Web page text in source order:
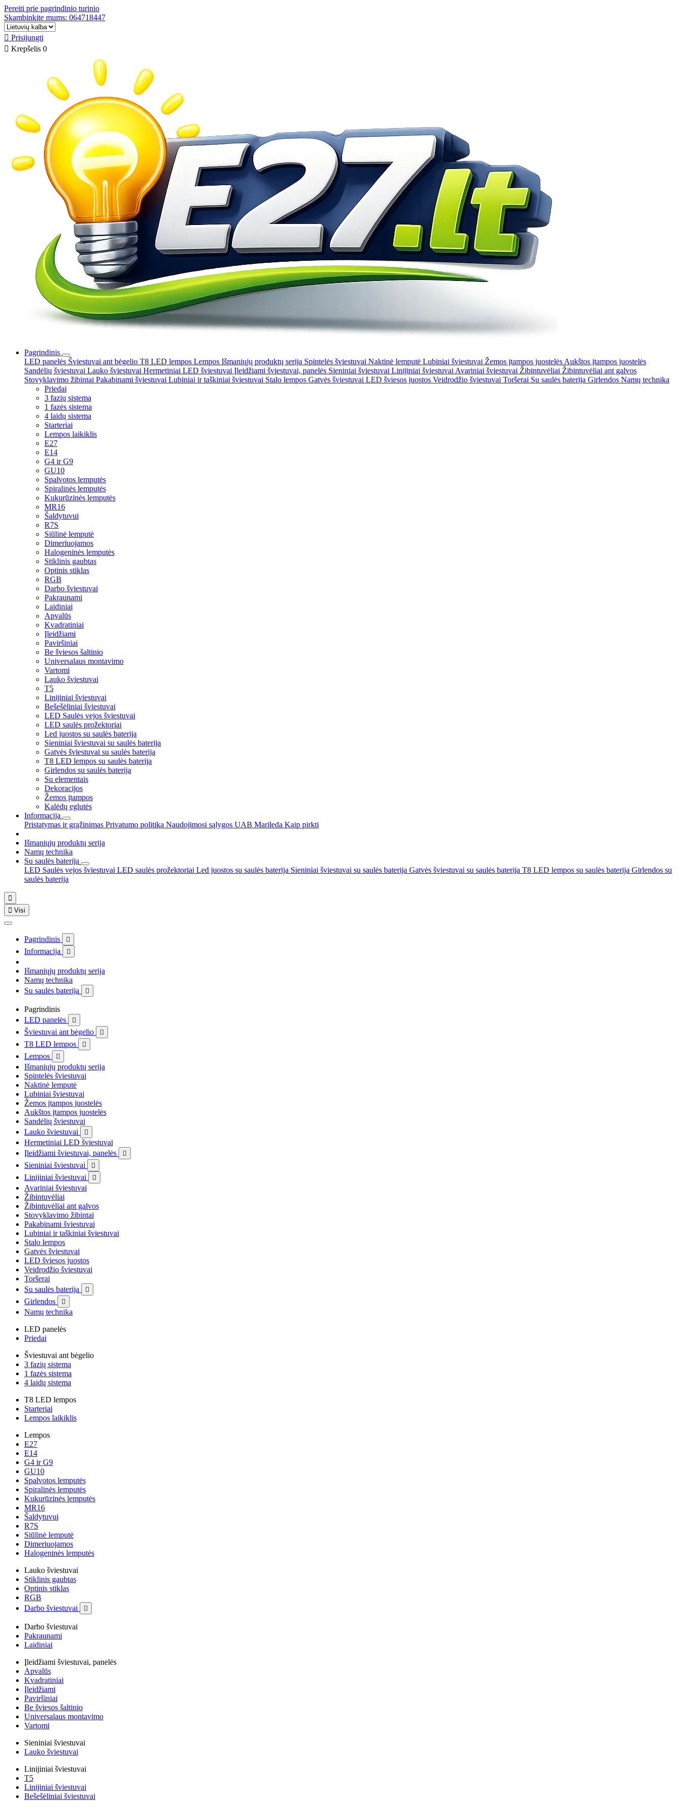
Pereiti prie pagrindinio turinio
Skambinkite mums: 064718447
 Prisijungti
 Krepšelis 0
Pagrindinis
LED panelės Šviestuvai ant bėgelio T8 LED lempos Lempos Išmaniųjų produktų serija Spintelės šviestuvai Naktinė lemputė Lubiniai šviestuvai Žemos įtampos juostelės Aukštos įtampos juostelės
Sandėlių šviestuvai Lauko šviestuvai Hermetiniai LED šviestuvai Įleidžiami šviestuvai, panelės Sieniniai šviestuvai Linijiniai šviestuvai Avariniai šviestuvai Žibintuvėliai Žibintuvėliai ant galvos
Stovyklavimo žibintai Pakabinami šviestuvai Lubiniai ir taškiniai šviestuvai Stalo lempos Gatvės šviestuvai LED šviesos juostos Veidrodžio šviestuvai Toršerai Su saulės baterija Girlendos Namų technika
Priedai
3 fazių sistema
1 fazės sistema
4 laidų sistema
Starteriai
Lempos laikiklis
E27
E14
G4 ir G9
GU10
Spalvotos lemputės
Spiralinės lemputės
Kukurūzinės lemputės
MR16
Šaldytuvui
R7S
Siūlinė lemputė
Dimeriuojamos
Halogeninės lemputės
Stiklinis gaubtas
Optinis stiklas
RGB
Darbo šviestuvai
Pakraunami
Laidiniai
Apvalūs
Kvadratiniai
Įleidžiami
Paviršiniai
Be šviesos šaltinio
Universalaus montavimo
Vartomi
Lauko šviestuvai
T5
Linijiniai šviestuvai
Bešešėliniai šviestuvai
LED Saulės vejos šviestuvai
LED saulės prožektoriai
Led juostos su saulės baterija
Sieniniai šviestuvai su saulės baterija
Gatvės šviestuvai su saulės baterija
T8 LED lempos su saulės baterija
Girlendos su saulės baterija
Su elementais
Dekoracijos
Žemos įtampos
Kalėdų eglutės
Informacija
Pristatymas ir grąžinimas Privatumo politika Naudojimosi sąlygos UAB Marileda Kaip pirkti
Išmaniųjų produktų serija
Namų technika
Su saulės baterija
LED Saulės vejos šviestuvai LED saulės prožektoriai Led juostos su saulės baterija Sieniniai šviestuvai su saulės baterija Gatvės šviestuvai su saulės baterija T8 LED lempos su saulės baterija Girlendos su
saulės baterija

 Visi
Pagrindinis 
Informacija 
Išmaniųjų produktų serija
Namų technika
Su saulės baterija

Pagrindinis
LED panelės

Šviestuvai ant bėgelio 
T8 LED lempos 
Lempos 
Išmaniųjų produktų serija
Spintelės šviestuvai
Naktinė lemputė
Lubiniai šviestuvai
Žemos įtampos juostelės
Aukštos įtampos juostelės
Sandėlių šviestuvai
Lauko šviestuvai

Hermetiniai LED šviestuvai
Įleidžiami šviestuvai, panelės

Sieniniai šviestuvai 
Linijiniai šviestuvai 
Avariniai šviestuvai
Žibintuvėliai
Žibintuvėliai ant galvos
Stovyklavimo žibintai
Pakabinami šviestuvai
Lubiniai ir taškiniai šviestuvai
Stalo lempos
Gatvės šviestuvai
LED šviesos juostos
Veidrodžio šviestuvai
Toršerai
Su saulės baterija

Girlendos 
Namų technika
LED panelės
Priedai
Šviestuvai ant bėgelio
3 fazių sistema
1 fazės sistema
4 laidų sistema
T8 LED lempos
Starteriai
Lempos laikiklis
Lempos
E27
E14
G4 ir G9
GU10
Spalvotos lemputės
Spiralinės lemputės
Kukurūzinės lemputės
MR16
Šaldytuvui
R7S
Siūlinė lemputė
Dimeriuojamos
Halogeninės lemputės
Lauko šviestuvai
Stiklinis gaubtas
Optinis stiklas
RGB
Darbo šviestuvai

Darbo šviestuvai
Pakraunami
Laidiniai
Įleidžiami šviestuvai, panelės
Apvalūs
Kvadratiniai
Įleidžiami
Paviršiniai
Be šviesos šaltinio
Universalaus montavimo
Vartomi
Sieniniai šviestuvai
Lauko šviestuvai
Linijiniai šviestuvai
T5
Linijiniai šviestuvai
Bešešėliniai šviestuvai